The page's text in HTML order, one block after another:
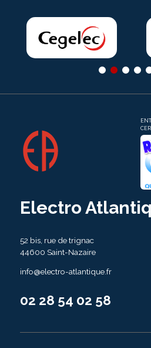
Electro
52 bis, rue de trignac
44600 Saint-Nazaire
info@electro-atlantique.fr
02 28 54 02 58